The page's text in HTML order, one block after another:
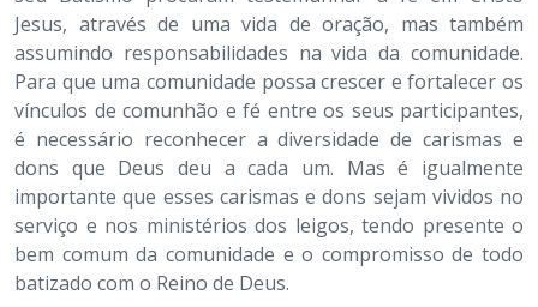
Jesus, através de uma vida de oração, mas também
assumindo responsabilidades na vida da comunidade.
Para que uma comunidade possa crescer e fortalecer os
vínculos de comunhão e fé entre os seus participantes,
é necessário reconhecer a diversidade de carismas e
dons que Deus deu a cada um. Mas é igualmente
importante que esses carismas e dons sejam vividos no
serviço e nos ministérios dos leigos, tendo presente o
bem comum da comunidade e o compromisso de todo
batizado com o Reino de Deus.